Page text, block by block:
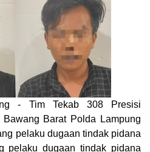
- Tim Tekab 308 Presisi
Barat Polda Lampung
pelaku dugaan tindak pidana
pelaku dugaan tindak pidana